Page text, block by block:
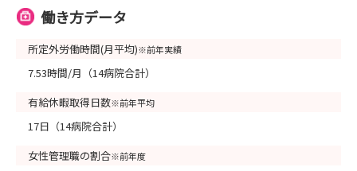
働き方データ
所定外労働時間(月平均)※前年実績
7.53時間/月（14病院合計）
有給休暇取得日数※前年平均
17日（14病院合計）
女性管理職の割合※前年度